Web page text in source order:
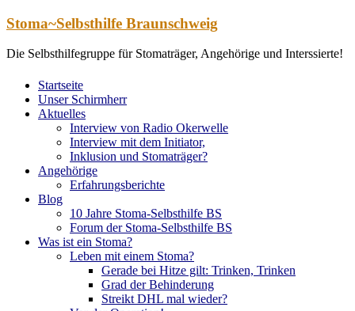
Zum
springen
Stoma~Selbsthilfe Braunschweig
Die Selbsthilfegruppe für Stomaträger, Angehörige und Interssierte!
Startseite
Unser Schirmherr
Aktuelles
Interview von Radio Okerwelle
Interview mit dem Initiator,
Inklusion und Stomaträger?
Angehörige
Erfahrungsberichte
Blog
10 Jahre Stoma-Selbsthilfe BS
Forum der Stoma-Selbsthilfe BS
Was ist ein Stoma?
Leben mit einem Stoma?
Gerade bei Hitze gilt: Trinken, Trinken
Grad der Behinderung
Streikt DHL mal wieder?